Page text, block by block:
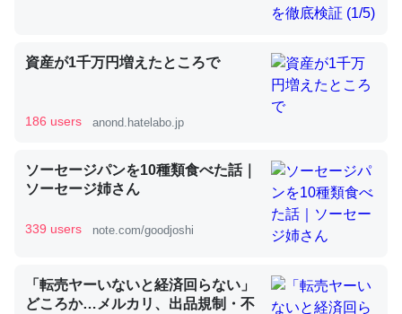
─ニュース :: 【研究発表】昆虫学の大問題＝「昆虫はなぜ海にいな
利だから両方が拮抗してるのでは」とあって面白い。海に
いる鋏角類（カブトガニ・ウミグモ）はカルシウムを使わ
ずキチンを強化してる筈だが、酵素が違うのか？
─ニュース :: 【研究発表】昆虫学の大問題＝「昆虫はなぜ海にいな
資産が1千万円増えたところで
186 users anond.hatelabo.jp
ソーセージパンを10種類食べた話｜
ソーセージ姉さん
339 users note.com/goodjoshi
「転売ヤーいないと経済回らない」
どころか…メルカリ、出品規制・不